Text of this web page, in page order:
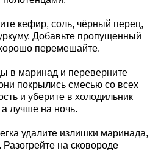
кефир, соль, чёрный перец,
Добавьте пропущенный
перемешайте.
в маринад и переверните
покрылись смесью со всех
и уберите в холодильник
лучше на ночь.
удалите излишки маринада,
на сковороде